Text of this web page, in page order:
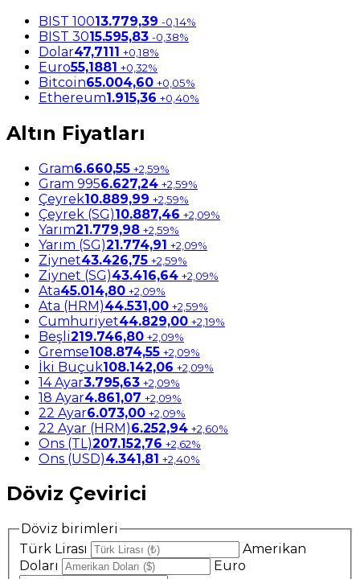
BIST 10013.779,39 -0,14%
BIST 3015.595,83 -0,38%
Dolar47,7111 +0,18%
Euro55,1881 +0,32%
Bitcoin65.004,60 +0,05%
Ethereum1.915,36 +0,40%
Altın Fiyatları
Gram6.660,55 +2,59%
Gram 9956.627,24 +2,59%
Çeyrek10.889,99 +2,59%
Çeyrek (SG)10.887,46 +2,09%
Yarım21.779,98 +2,59%
Yarım (SG)21.774,91 +2,09%
Ziynet43.426,75 +2,59%
Ziynet (SG)43.416,64 +2,09%
Ata45.014,80 +2,09%
Ata (HRM)44.531,00 +2,59%
Cumhuriyet44.829,00 +2,19%
Beşli219.746,80 +2,09%
Gremse108.874,55 +2,09%
İki Buçuk108.142,06 +2,09%
14 Ayar3.795,63 +2,09%
18 Ayar4.861,07 +2,09%
22 Ayar6.073,00 +2,09%
22 Ayar (HRM)6.252,94 +2,60%
Ons (TL)207.152,76 +2,62%
Ons (USD)4.341,81 +2,40%
Döviz Çevirici
Döviz birimleri
Türk Lirası
Amerikan
Doları
Euro